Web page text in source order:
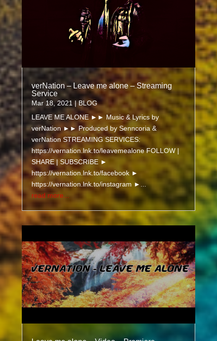
verNation – Leave me alone – Streaming
Service
Mar 18, 2021|BLOG
LEAVE ME ALONE ►► Music & Lyrics by
verNation ►► Produced by Senncoria &
verNation STREAMING SERVICES:
https://vernation.lnk.to/leavemealone FOLLOW |
SHARE | SUBSCRIBE ►
https://vernation.lnk.to/facebook ►
https://vernation.lnk.to/instagram ►...
read more...